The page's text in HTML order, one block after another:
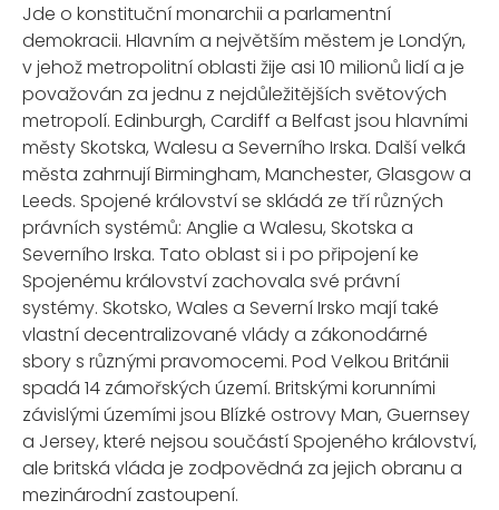
Jde o konstituční monarchii a parlamentní
demokracii. Hlavním a největším městem je Londýn,
v jehož metropolitní oblasti žije asi 10 milionů lidí a je
považován za jednu z nejdůležitějších světových
metropolí. Edinburgh, Cardiff a Belfast jsou hlavními
městy Skotska, Walesu a Severního Irska. Další velká
města zahrnují Birmingham, Manchester, Glasgow a
Leeds. Spojené království se skládá ze tří různých
právních systémů: Anglie a Walesu, Skotska a
Severního Irska. Tato oblast si i po připojení ke
Spojenému království zachovala své právní
systémy. Skotsko, Wales a Severní Irsko mají také
vlastní decentralizované vlády a zákonodárné
sbory s různými pravomocemi. Pod Velkou Británii
spadá 14 zámořských území. Britskými korunními
závislými územími jsou Blízké ostrovy Man, Guernsey
a Jersey, které nejsou součástí Spojeného království,
ale britská vláda je zodpovědná za jejich obranu a
mezinárodní zastoupení.